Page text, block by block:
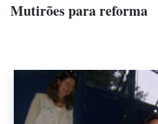
Mutirões para reforma